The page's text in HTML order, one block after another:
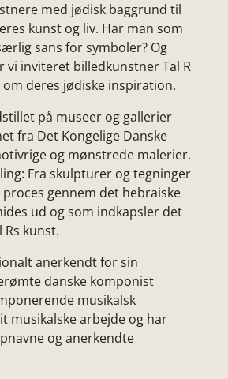
med jødisk baggrund til
kunst og liv. Har man som
sans for symboler? Og
inviteret billedkunstner Tal R
deres jødiske inspiration.
på museer og gallerier
fra Det Kongelige Danske
og mønstrede malerier.
Fra skulpturer og tegninger
gennem det hebraiske
ud og som indkapsler det
kunst.
anerkendt for sin
danske komponist
musikalsk
musikalske arbejde og har
og anerkendte